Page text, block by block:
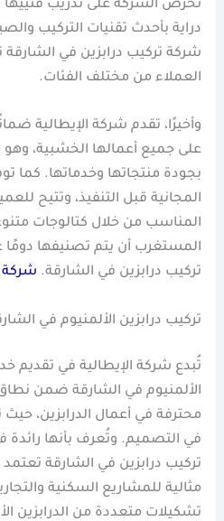
تحرص الشركة على تدريب فنييها
دراية بأحدث تقنيات التركيب
شركة تركيب درابزين في
العملاء من مختلف الفئات.
وأخيرًا، تقدم شركة الإيطالية
على جميع أعمالها الخشبية، وهو
بجودة منتجاتها وخدماتها. كما
المجانية قبل التنفيذ، وتتيح
المناسب من خلال كتالوجات
المستغرب أن يتم تصنيفها
تركيب درابزين في الشارقة. شركة
تركيب درابزين الألمنيوم في
تُبدع شركة الإيطالية في تقديم
الألمنيوم في الشارقة ضمن
محترفة في أعمال الدرابزين،
في التصميم. وتُعرف بأنها
تركيب درابزين في الشارقة تعتمد
مثالية للمشاريع السكنية
تشكيلات متعددة من الدرابزين